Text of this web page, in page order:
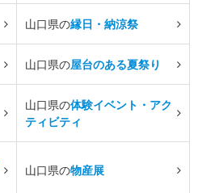
山口県の縁日・納涼祭
山口県の屋台のある夏祭り
山口県の体験イベント・アク
ティビティ
山口県の物産展